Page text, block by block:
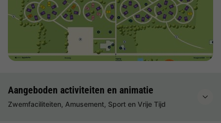
Bekijk de kaart
Aangeboden activiteiten en animatie
Zwemfaciliteiten, Amusement, Sport en Vrije Tijd